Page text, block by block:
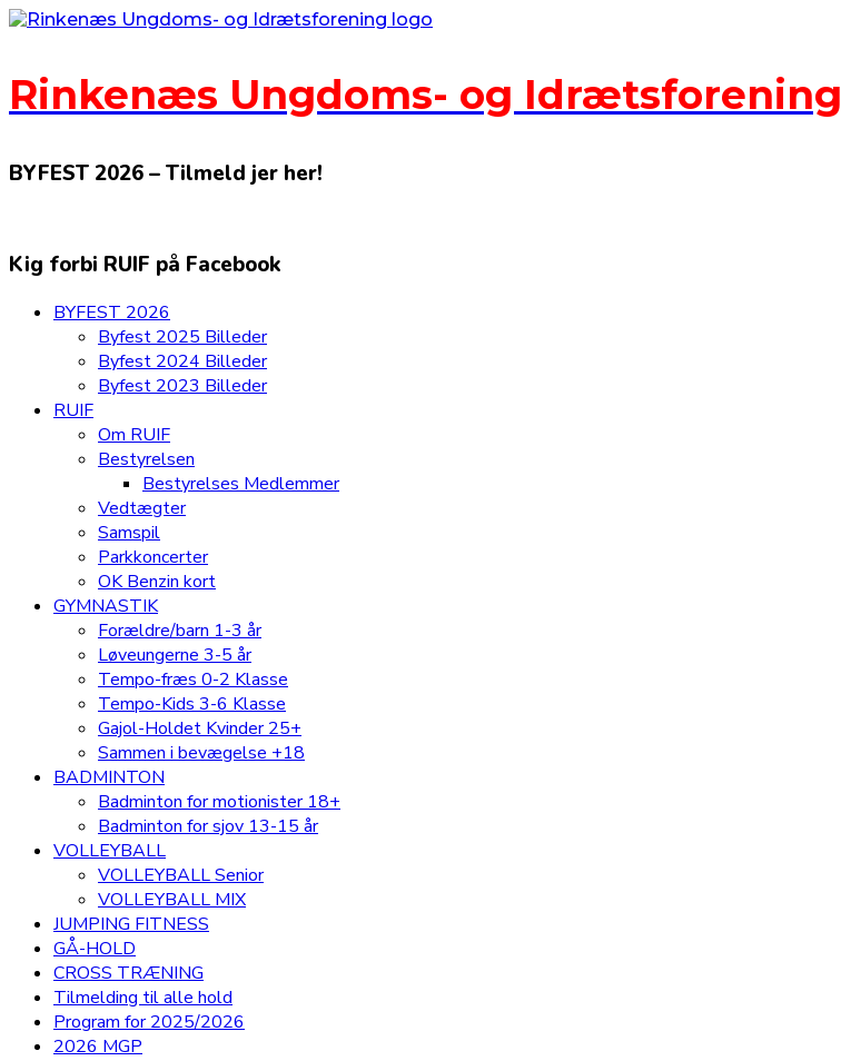
Gå
Rinkenæs Ungdoms- og Idrætsforening
BYFEST 2026 – Tilmeld jer her!
Kig forbi RUIF på Facebook
BYFEST 2026
Byfest 2025 Billeder
Byfest 2024 Billeder
Byfest 2023 Billeder
RUIF
Om RUIF
Bestyrelsen
Bestyrelses Medlemmer
Vedtægter
Samspil
Parkkoncerter
OK Benzin kort
GYMNASTIK
Forældre/barn 1-3 år
Løveungerne 3-5 år
Tempo-fræs 0-2 Klasse
Tempo-Kids 3-6 Klasse
Gajol-Holdet Kvinder 25+
Sammen i bevægelse +18
BADMINTON
Badminton for motionister 18+
Badminton for sjov 13-15 år
VOLLEYBALL
VOLLEYBALL Senior
VOLLEYBALL MIX
JUMPING FITNESS
GÅ-HOLD
CROSS TRÆNING
Tilmelding til alle hold
Program for 2025/2026
2026 MGP